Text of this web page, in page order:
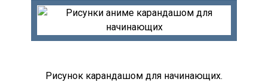
Рисунок карандашом для начинающих.